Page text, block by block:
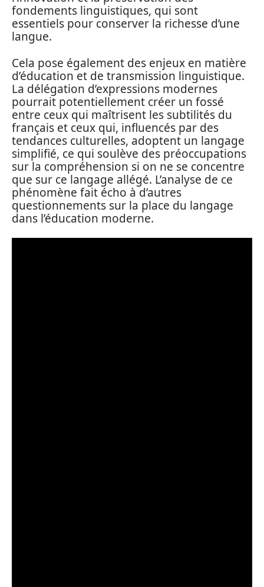
fondements linguistiques, qui sont
essentiels pour conserver la richesse d’une
langue.
Cela pose également des enjeux en matière
d’éducation et de transmission linguistique.
La délégation d’expressions modernes
pourrait potentiellement créer un fossé
entre ceux qui maîtrisent les subtilités du
français et ceux qui, influencés par des
tendances culturelles, adoptent un langage
simplifié, ce qui soulève des préoccupations
sur la compréhension si on ne se concentre
que sur ce langage allégé. L’analyse de ce
phénomène fait écho à d’autres
questionnements sur la place du langage
dans l’éducation moderne.